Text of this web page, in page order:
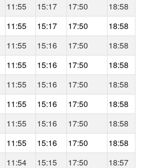
11:55 15:17 17:50
18:58
11:55 15:17 17:50
18:58
11:55 15:16 17:50
18:58
11:55 15:16 17:50
18:58
11:55 15:16 17:50
18:58
11:55 15:16 17:50
18:58
11:55 15:16 17:50
18:58
11:55 15:16 17:50
18:58
11:54 15:15 17:50
18:57